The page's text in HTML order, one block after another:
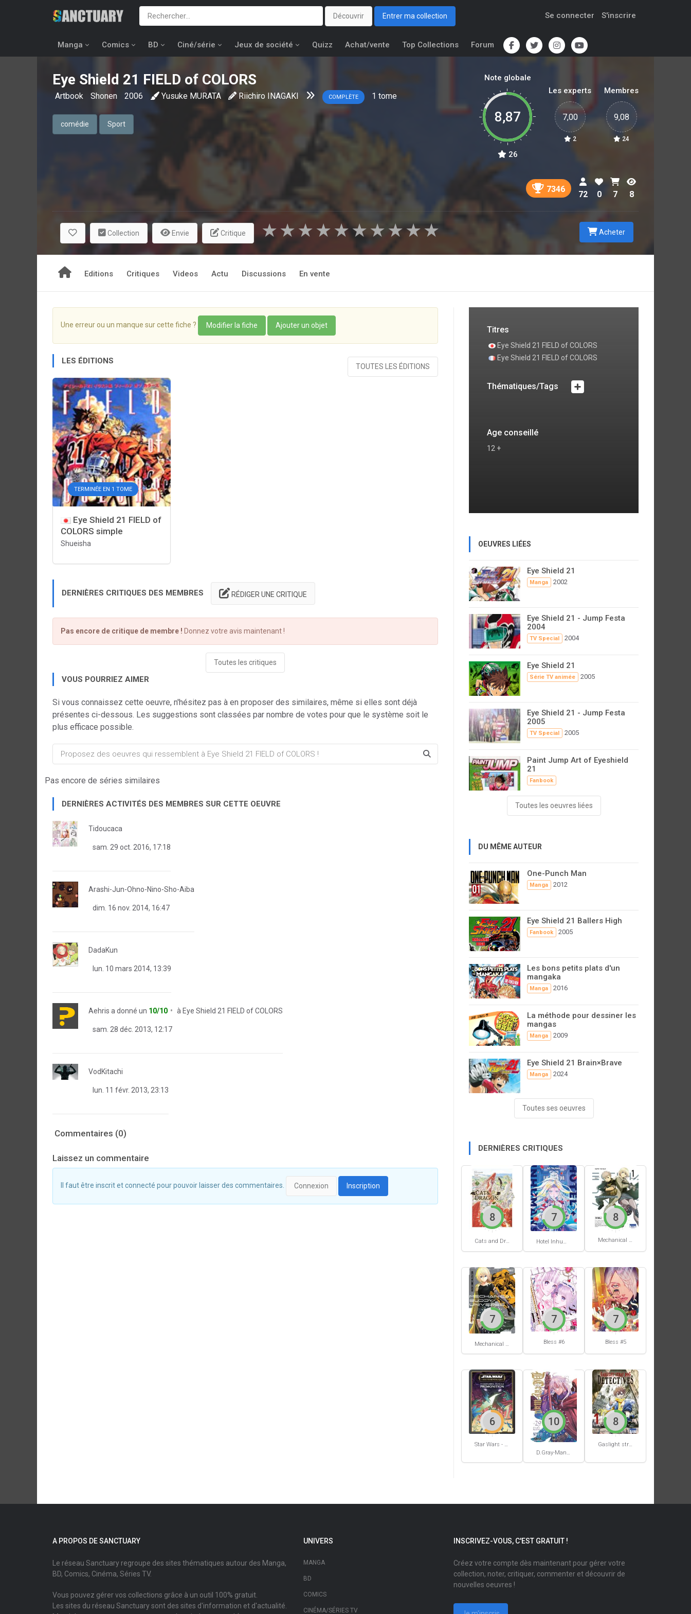
Découvrir Entrer ma collection Se connecter S'inscrire
Manga Comics BD Ciné/série Jeux de société Quizz Achat/vente Top Collections Forum
Eye Shield 21 FIELD of COLORS
Artbook Shonen 2006 Yusuke MURATA Riichiro INAGAKI COMPLÈTE 1 tome
comédie Sport
Note globale
8,87
26
Les experts
7,00
2
Membres
9,08
24
7346
72 0 7 8
Collection Envie Critique ★
★
★
★
★
★
★
★
★
★ Acheter
Editions Critiques Videos Actu Discussions En vente
Une erreur ou un manque sur cette fiche ? Modifier la fiche Ajouter un objet
LES ÉDITIONS
TOUTES LES ÉDITIONS
TERMINÉE EN 1 TOME
Eye Shield 21 FIELD of
COLORS simple
Shueisha
DERNIÈRES CRITIQUES DES MEMBRES RÉDIGER UNE CRITIQUE
Pas encore de critique de membre ! Donnez votre avis maintenant !
Toutes les critiques
VOUS POURRIEZ AIMER
Si vous connaissez cette oeuvre, n'hésitez pas à en proposer des similaires, même si elles sont déjà
présentes ci-dessous. Les suggestions sont classées par nombre de votes pour que le système soit le
plus efficace possible.
Pas encore de séries similaires
DERNIÈRES ACTIVITÉS DES MEMBRES SUR CETTE OEUVRE
Tidoucaca
sam. 29 oct. 2016, 17:18
Arashi-Jun-Ohno-Nino-Sho-Aiba
dim. 16 nov. 2014, 16:47
DadaKun
lun. 10 mars 2014, 13:39
Aehris a donné un 10/10 à Eye Shield 21 FIELD of COLORS
sam. 28 déc. 2013, 12:17
VodKitachi
lun. 11 févr. 2013, 23:13
Commentaires (0)
Laissez un commentaire
Il faut être inscrit et connecté pour pouvoir laisser des commentaires. Connexion Inscription
Titres
Eye Shield 21 FIELD of COLORS
Eye Shield 21 FIELD of COLORS
Thématiques/Tags
Age conseillé
12 +
OEUVRES LIÉES
Eye Shield 21
Manga 2002
Eye Shield 21 - Jump Festa
2004
TV Special 2004
Eye Shield 21
Série TV animée 2005
Eye Shield 21 - Jump Festa
2005
TV Special 2005
Paint Jump Art of Eyeshield
21
Fanbook
Toutes les oeuvres liées
DU MÊME AUTEUR
One-Punch Man
Manga 2012
Eye Shield 21 Ballers High
Fanbook 2005
Les bons petits plats d'un
mangaka
Manga 2016
La méthode pour dessiner les
mangas
Manga 2009
Eye Shield 21 Brain×Brave
Manga 2024
Toutes ses oeuvres
DERNIÈRES CRITIQUES
Cats and Dragon #3
8
Hotel Inhumans #1
7
Mechanical Buddy Universe #1
8
Mechanical Buddy Universe #0
7
Bless #6
7
Bless #5
7
6
D.Gray-Man #29
10 8
A PROPOS DE SANCTUARY
Le réseau Sanctuary regroupe des sites thématiques autour des Manga,
BD, Comics, Cinéma, Séries TV.
Vous pouvez gérer vos collections grâce à un outil 100% gratuit.
Les sites du réseau Sanctuary sont des sites d'information et d'actualité.
UNIVERS
MANGA
BD
COMICS
CINÉMA/SÉRIES TV
INSCRIVEZ-VOUS, C'EST GRATUIT !
Créez votre compte dès maintenant pour gérer votre
collection, noter, critiquer, commenter et découvrir de
nouvelles oeuvres !